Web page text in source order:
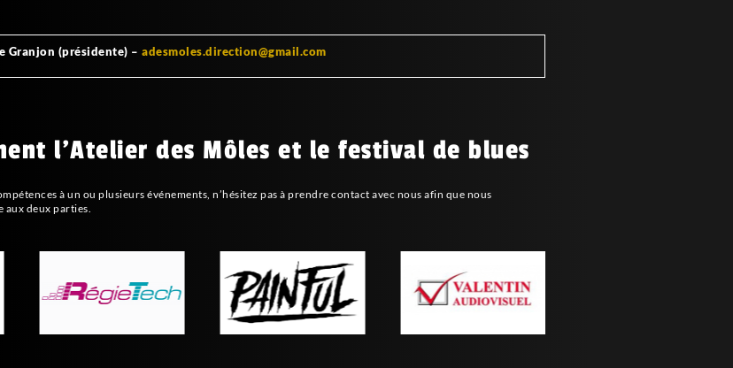
Granjon (présidente) –adesmoles.direction@gmail.com
l'Atelier des Môles et le festival de blues
à un ou plusieurs événements, n’hésitez pas à prendre contact avec nous afin que nous
deux parties.